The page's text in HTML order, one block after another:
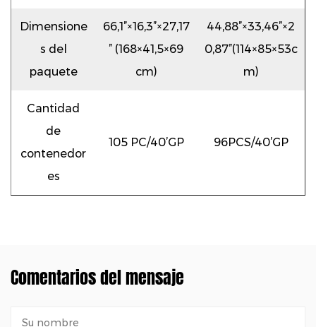
Dimensione
s del
paquete
66,1”×16,3”×27,17
” (168×41,5×69
cm)
44,88”×33,46”×2
0,87”(114×85×53c
m)
Cantidad
de
contenedor
es
105 PC/40’GP 96PCS/40’GP
Comentarios del mensaje